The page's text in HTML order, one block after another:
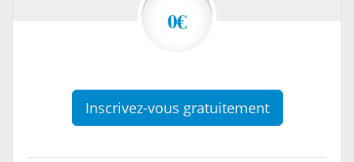
0€
Inscrivez-vous gratuitement